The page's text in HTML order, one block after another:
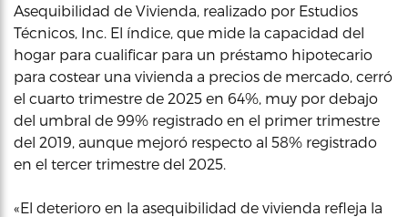
Asequibilidad de Vivienda, realizado por Estudios
Técnicos, Inc. El índice, que mide la capacidad del
hogar para cualificar para un préstamo hipotecario
para costear una vivienda a precios de mercado, cerró
el cuarto trimestre de 2025 en 64%, muy por debajo
del umbral de 99% registrado en el primer trimestre
del 2019, aunque mejoró respecto al 58% registrado
en el tercer trimestre del 2025.
«El deterioro en la asequibilidad de vivienda refleja la